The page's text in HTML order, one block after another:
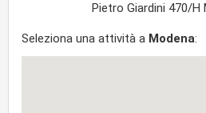
Pietro Giardini 470/H
Seleziona una attività a Modena: